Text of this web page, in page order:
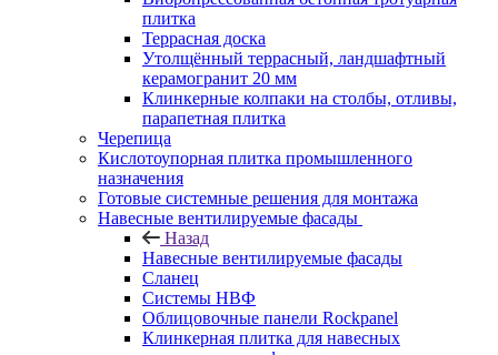
плитка
Террасная доска
Утолщённый террасный, ландшафтный
керамогранит 20 мм
Клинкерные колпаки на столбы, отливы,
парапетная плитка
Черепица
Кислотоупорная плитка промышленного
назначения
Готовые системные решения для монтажа
Навесные вентилируемые фасады
Назад
Навесные вентилируемые фасады
Сланец
Системы НВФ
Облицовочные панели Rockpanel
Клинкерная плитка для навесных